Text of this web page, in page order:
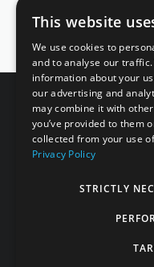
This website
We use cookies to
and to analyse our
information about your
our advertising and
may combine it with
you’ve provided to them
collected from your use
Privacy Policy
STRICTLY